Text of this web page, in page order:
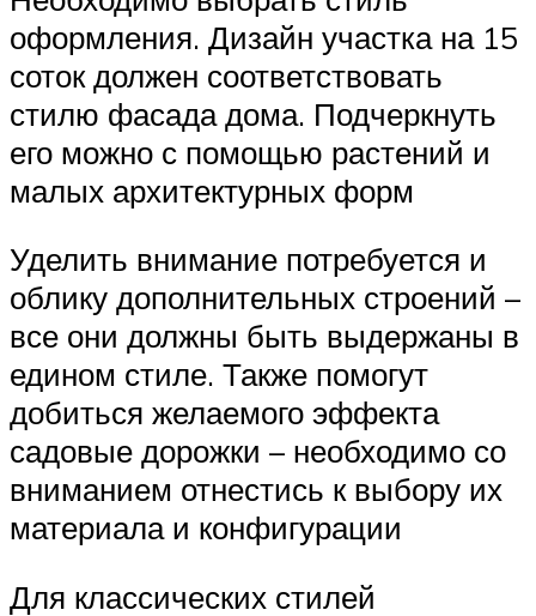
оформления. Дизайн участка на 15
соток должен соответствовать
стилю фасада дома. Подчеркнуть
его можно с помощью растений и
малых архитектурных форм
Уделить внимание потребуется и
облику дополнительных строений –
все они должны быть выдержаны в
едином стиле. Также помогут
добиться желаемого эффекта
садовые дорожки – необходимо со
вниманием отнестись к выбору их
материала и конфигурации
Для классических стилей